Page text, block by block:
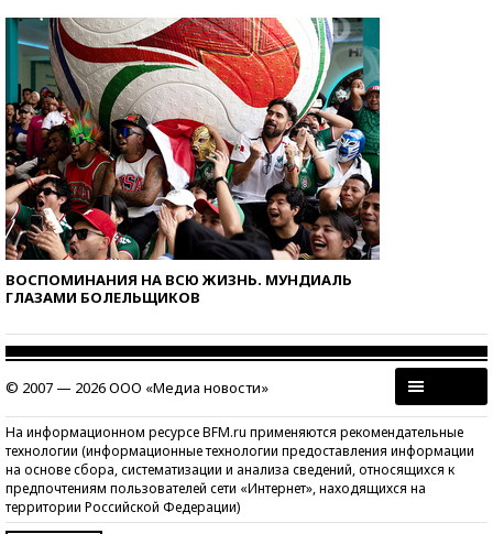
ВОСПОМИНАНИЯ НА ВСЮ ЖИЗНЬ. МУНДИАЛЬ
ГЛАЗАМИ БОЛЕЛЬЩИКОВ
© 2007 — 2026 ООО «Медиа новости»
На информационном ресурсе BFM.ru применяются рекомендательные
технологии (информационные технологии предоставления информации
на основе сбора, систематизации и анализа сведений, относящихся к
предпочтениям пользователей сети «Интернет», находящихся на
территории Российской Федерации)